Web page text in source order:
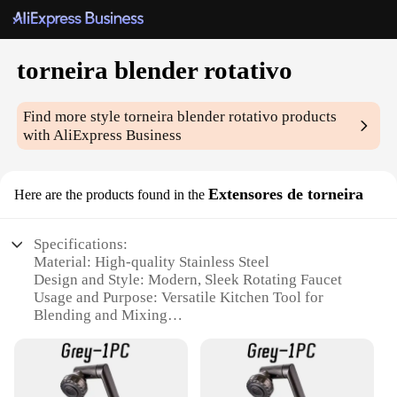
torneira blender rotativo
Find more styletorneira blender rotativo products
with AliExpress Business
Here are the products found in the Extensores de torneira
Specifications:
Material: High-quality Stainless Steel
Design and Style: Modern, Sleek Rotating Faucet
Usage and Purpose: Versatile Kitchen Tool for
Blending and Mixing
Parts and Accessories: Includes Faucet Extenders
for Added Convenience
Applicable Scenario: Ideal for Preparing Smoothies,